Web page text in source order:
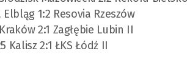
1:2 Resovia Rzeszów
2:1 Zagłębie Lubin II
Kalisz 2:1 ŁKS Łódź II